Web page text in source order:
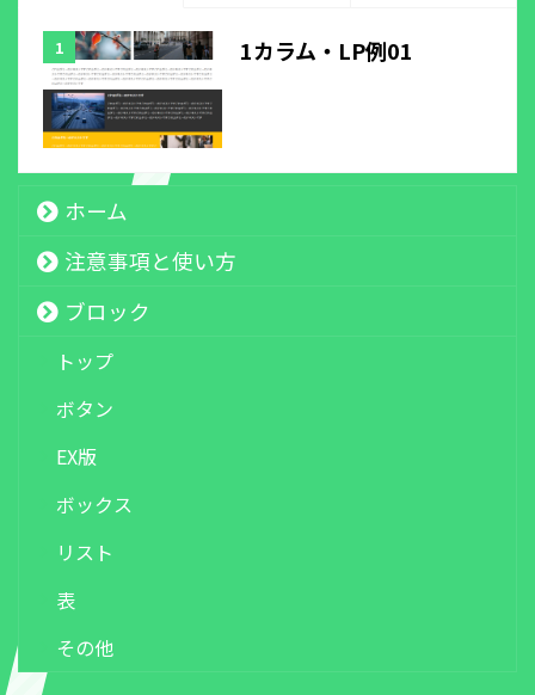
1カラム・LP例01
ホーム
注意事項と使い方
ブロック
トップ
ボタン
EX版
ボックス
リスト
表
その他